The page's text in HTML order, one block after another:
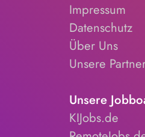
Impressum
Datenschutz
Über Uns
Unsere
Unsere
KIJobs.de